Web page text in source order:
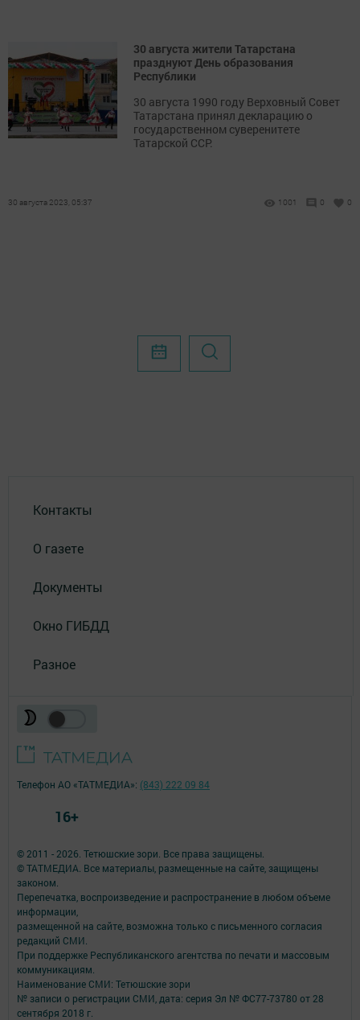
30 августа жители Татарстана
празднуют День образования
Республики
30 августа 1990 году Верховный Совет
Татарстана принял декларацию о
государственном суверенитете
Татарской ССР.
30 августа 2023, 05:37 1001 0 0
Контакты
О газете
Документы
Окно ГИБДД
Разное
© 2011 - 2026. Тетюшские зори. Все права защищены.
© ТАТМЕДИА. Все материалы, размещенные на сайте, защищены
законом.
Перепечатка, воспроизведение и распространение в любом объеме
информации,
размещенной на сайте, возможна только с письменного согласия
редакций СМИ.
При поддержке Республиканского агентства по печати и массовым
коммуникациям.
Наименование СМИ: Тетюшские зори
№ записи о регистрации СМИ, дата: серия Эл № ФС77-73780 от 28
сентября 2018 г.
Телефон АО «ТАТМЕДИА»: (843) 222 09 84
16+